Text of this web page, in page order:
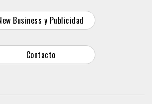
Business y Publicidad
Contacto